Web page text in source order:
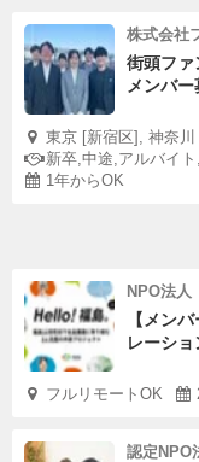
株式会社
街頭ファ
メンバー
東京 [新宿区], 神奈
新卒,中途,アルバイト
1年からOK
NPO法
【メン
レーシ
フルリモートOK
認定NPO